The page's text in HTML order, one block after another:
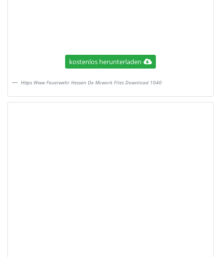
kostenlos herunterladen
Https Www Feuerwehr Hessen De Mcwork Files Download 1040